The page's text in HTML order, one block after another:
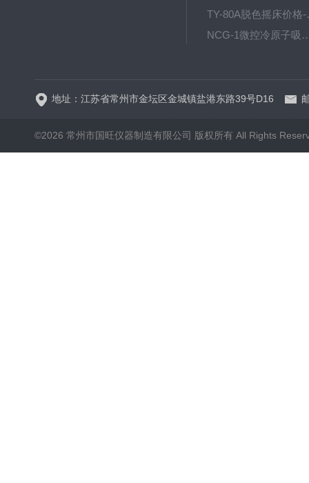
TY-
NCG-1微控冷
地址：江苏省常州市金坛区金城镇盐港东路39号D16
©2026 常州市国旺仪器制造有限公司 版权所有 All Rights